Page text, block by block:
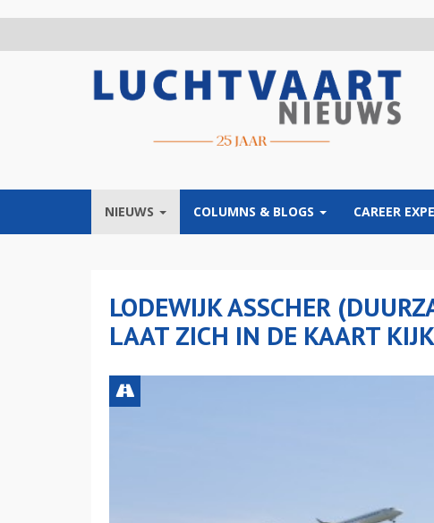
NIEUWS COLUMNS & BLOGS CAREER
LODEWIJK ASSCHER
LAAT ZICH IN DE KAART